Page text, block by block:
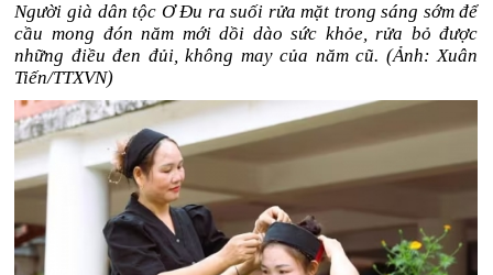
Người già dân tộc Ơ Đu ra suối rửa mặt trong sáng sớm để
cầu mong đón năm mới dồi dào sức khỏe, rửa bỏ được
những điều đen đủi, không may của năm cũ. (Ảnh: Xuân
Tiến/TTXVN)